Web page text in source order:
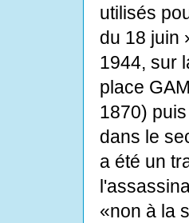
utilisés
du 18 juin
1944, sur
place
1870)
dans le
a été un
«non à la